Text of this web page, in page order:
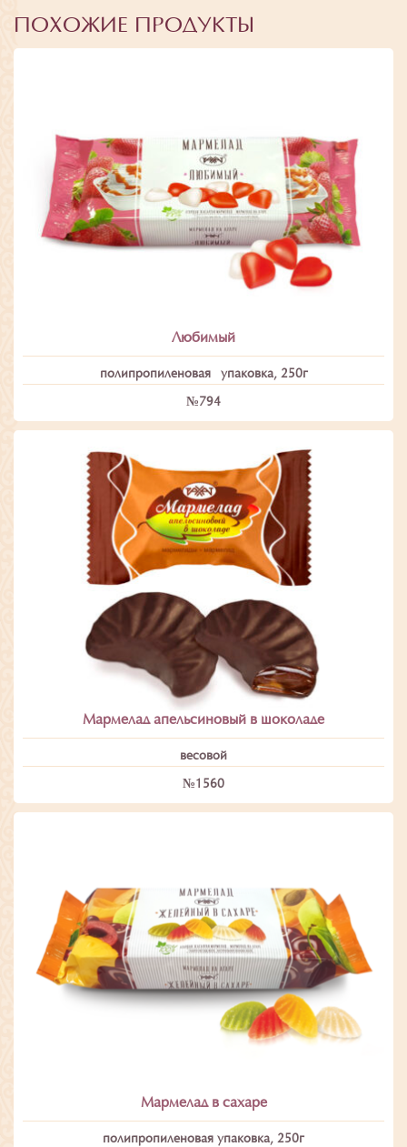
ПОХОЖИЕ ПРОДУКТЫ
Любимый
полипропиленовая упаковка, 250г
№794
Мармелад апельсиновый в шоколаде
весовой
№1560
Мармелад в сахаре
полипропиленовая упаковка, 250г